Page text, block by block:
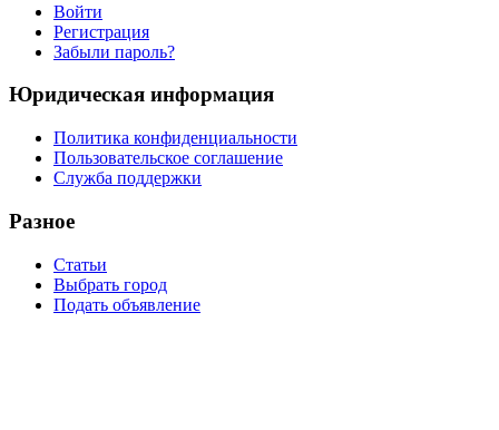
Войти
Регистрация
Забыли пароль?
Юридическая информация
Политика конфиденциальности
Пользовательское соглашение
Служба поддержки
Разное
Статьи
Выбрать город
Подать объявление